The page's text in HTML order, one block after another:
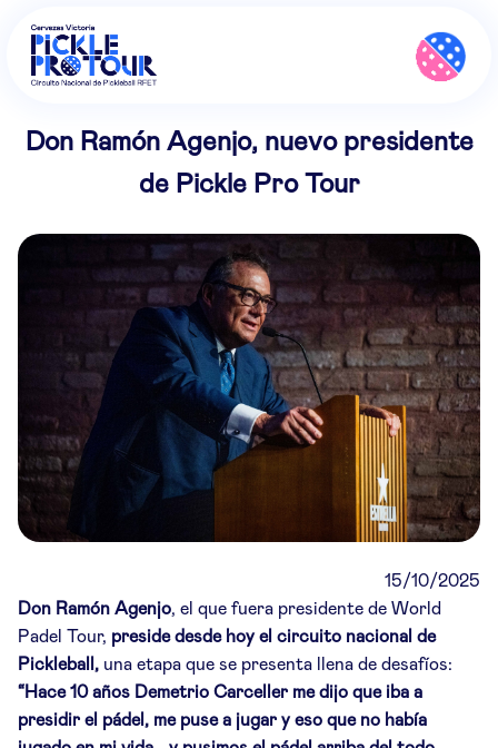
Don Ramón Agenjo, nuevo presidente
de Pickle Pro Tour
15/10/2025
Don Ramón Agenjo, el que fuera presidente de World
Padel Tour, preside desde hoy el circuito nacional de
Pickleball, una etapa que se presenta llena de desafíos:
“Hace 10 años Demetrio Carceller me dijo que iba a
presidir el pádel, me puse a jugar y eso que no había